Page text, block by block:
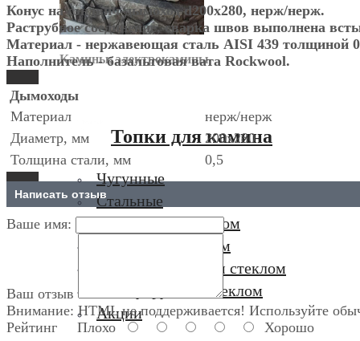
Камины, электрокамины
Топки для камина
Чугунные
Стальные
С водяным контуром
С плоским стеклом
С призматическим стеклом
С полукруглым стеклом
Акции
Конус на сэндвич-дымоход d200х280, нерж/нерж.
Раструбное соединение, сварка швов выполнена
Материал - нержавеющая сталь AISI 439 толщиной
Наполнитель - базальтовая вата Rockwool.
Дымоходы
Материал
нерж/нерж
Диаметр, мм
200х280
Толщина стали, мм
0,5
Написать отзыв
Ваше имя:
Ваш отзыв
Внимание: HTML не поддерживается! Используйте
Рейтинг Плохо Хорошо